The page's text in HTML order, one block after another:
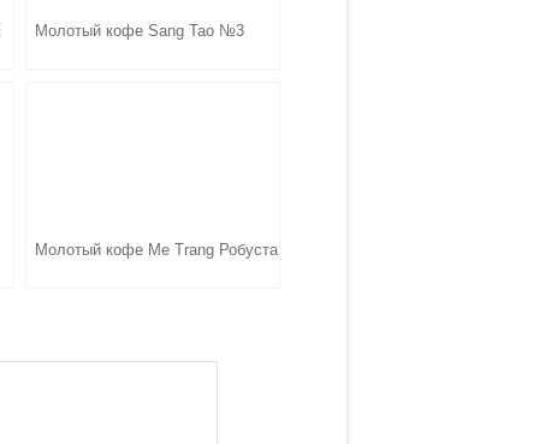
Молотый кофе Sang Tao №3
Молотый кофе Me Trang Робуста